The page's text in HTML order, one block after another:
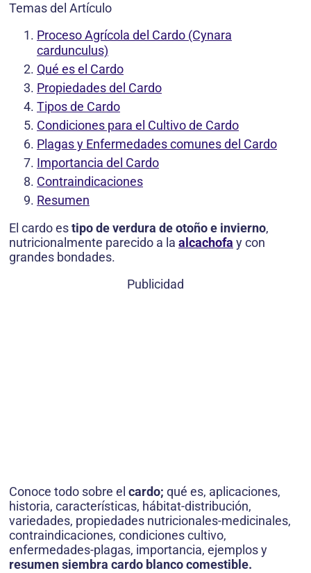
Temas del Artículo
Proceso Agrícola del Cardo (Cynara
cardunculus)
Qué es el Cardo
Propiedades del Cardo
Tipos de Cardo
Condiciones para el Cultivo de Cardo
Plagas y Enfermedades comunes del Cardo
Importancia del Cardo
Contraindicaciones
Resumen
El cardo estipo de verdura de otoño e invierno,
nutricionalmente parecido a la alcachofa y con
grandes bondades.
Publicidad
Conoce todo sobre el cardo; qué es, aplicaciones,
historia, características, hábitat-distribución,
variedades, propiedades nutricionales-medicinales,
contraindicaciones, condiciones cultivo,
enfermedades-plagas, importancia, ejemplos y
resumen siembra cardo blanco comestible.